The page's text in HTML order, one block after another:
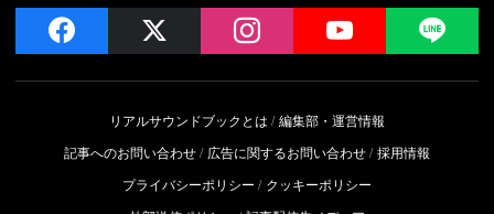
facebook instagram YouTube
リアルサウンドブックとは
編集部・運営情報
記事へのお問い合わせ
広告に関するお問い合わせ 採用情報
プライバシーポリシー
クッキーポリシー